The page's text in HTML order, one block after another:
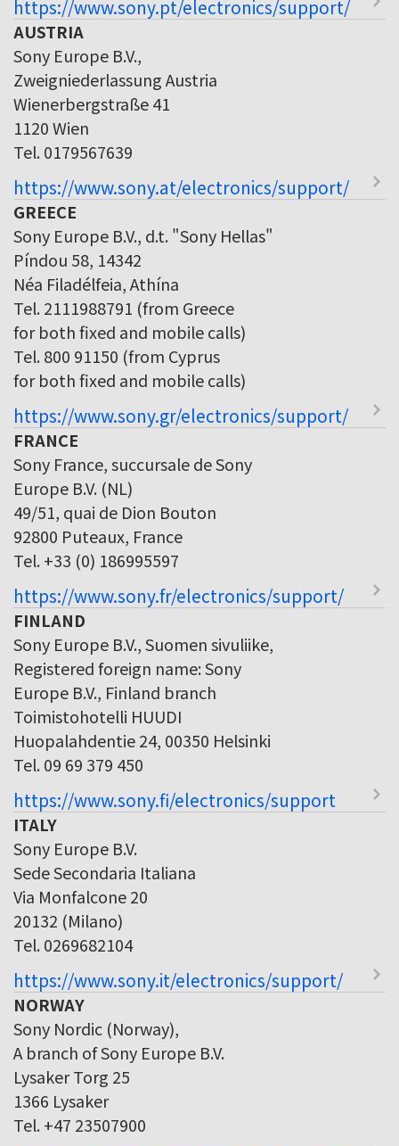
https://www.sony.pt/electronics/support/
AUSTRIA
Sony Europe B.V.,
Zweigniederlassung Austria
Wienerbergstraße 41
1120 Wien
Tel. 0179567639
https://www.sony.at/electronics/support/
GREECE
Sony Europe B.V., d.t. "Sony Hellas"
Píndou 58, 14342
Néa Filadélfeia, Athína
Tel. 2111988791 (from Greece
for both fixed and mobile calls)
Tel. 800 91150 (from Cyprus
for both fixed and mobile calls)
https://www.sony.gr/electronics/support/
FRANCE
Sony France, succursale de Sony
Europe B.V. (NL)
49/51, quai de Dion Bouton
92800 Puteaux, France
Tel. +33 (0) 186995597
https://www.sony.fr/electronics/support/
FINLAND
Sony Europe B.V., Suomen sivuliike,
Registered foreign name: Sony
Europe B.V., Finland branch
Toimistohotelli HUUDI
Huopalahdentie 24, 00350 Helsinki
Tel. 09 69 379 450
https://www.sony.fi/electronics/support
ITALY
Sony Europe B.V.
Sede Secondaria Italiana
Via Monfalcone 20
20132 (Milano)
Tel. 0269682104
https://www.sony.it/electronics/support/
NORWAY
Sony Nordic (Norway),
A branch of Sony Europe B.V.
Lysaker Torg 25
1366 Lysaker
Tel. +47 23507900